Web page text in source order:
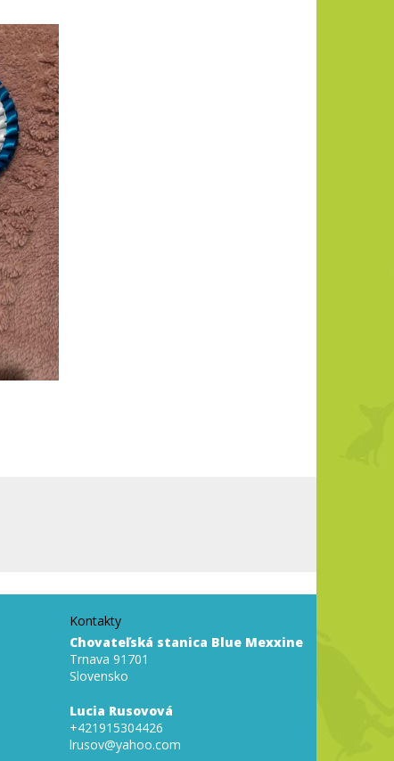
Kontakty
Chovateľská stanica Blue Mexxine
Trnava 91701
Slovensko
Lucia Rusovová
+421915304426
lrusov@yahoo.com